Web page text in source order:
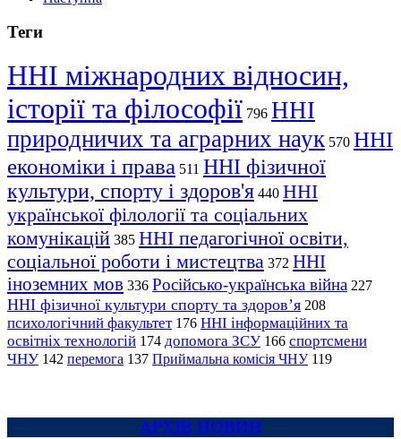
Теги
ННІ міжнародних відносин,
історії та філософії 796 ННІ
природничих та аграрних наук 570 ННІ
економіки і права 511 ННІ фізичної
культури, спорту і здоров'я 440 ННІ
української філології та соціальних
комунікацій 385 ННІ педагогічної освіти,
соціальної роботи і мистецтва 372 ННІ
іноземних мов 336 Російсько-українська війна 227
ННІ фізичної культури спорту та здоров’я 208
психологічний факультет 176 ННІ інформаційних та
освітніх технологій 174 допомога ЗСУ 166 спортсмени
ЧНУ 142 перемога 137 Приймальна комісія ЧНУ 119
АРХІВ НОВИН